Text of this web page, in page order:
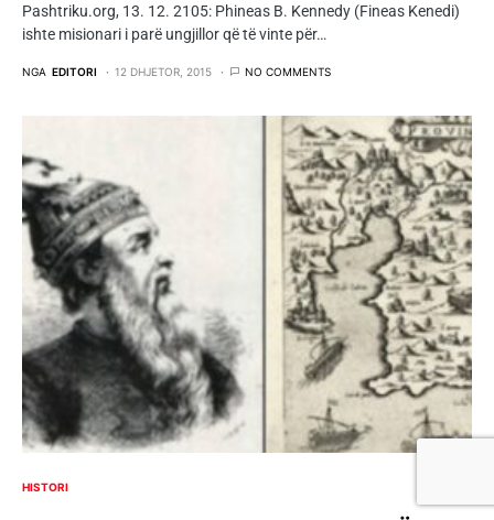
Pashtriku.org, 13. 12. 2105: Phineas B. Kennedy (Fineas Kenedi)
ishte misionari i parë ungjillor që të vinte për…
NGA EDITORI 12 DHJETOR, 2015 NO COMMENTS
HISTORI